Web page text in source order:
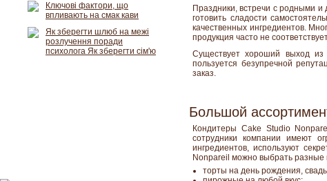
Праздники, встречи с родными
готовить сладости
качественных ингредиентов.
продукция часто не
Существует хороший выход
пользуется безупречной
заказ.
Большой
Кондитеры Cake Studio
сотрудники компании имеют
ингредиентов, используют
Nonpareil можно выбрать разные
торты на день рождения,
Ключові фактори, що
впливають на смак кави
Як зберегти шлюб на межі
розлучення поради
психолога Як зберегти сім'ю